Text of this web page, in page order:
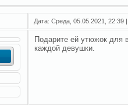
Дата: Среда, 05.05.2021,
Подарите ей утюжок для
каждой девушки.